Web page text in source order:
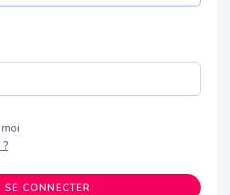
SE CONNECTER